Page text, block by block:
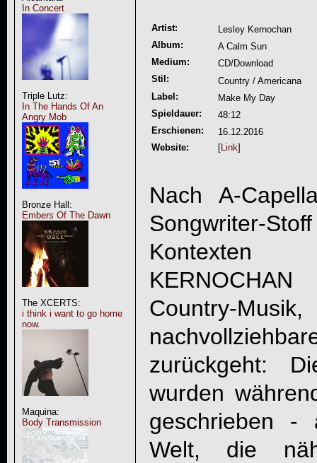
In Concert
Triple Lutz:
In The Hands Of An
Angry Mob
Bronze Hall:
Embers Of The Dawn
The XCERTS:
i think i want to go home
now.
Maquina:
Body Transmission
Artist:
Lesley Kernochan
Album:
A Calm Sun
Medium:
CD/Download
Stil:
Country / Americana
Label:
Make My Day
Spieldauer:
48:12
Erschienen:
16.12.2016
Website:
[Link]
Nach A-
Songwriter-
KERNOCHAN
Country-
zurückgeht:
wurden
geschrieben -
Welt, die